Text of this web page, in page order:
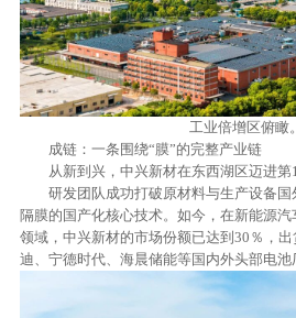
工业倍增区俯瞰。
成链：一条围绕“膜”的完整产业链
从新到兴，中兴新材在东西湖区迈进第
研发团队成功打破原材料与生产设备
隔膜的国产化核心技术。如今，在新能源
领域，中兴新材的市场份额已达到30％，
迪、宁德时代、海晨储能等国内外头部电池